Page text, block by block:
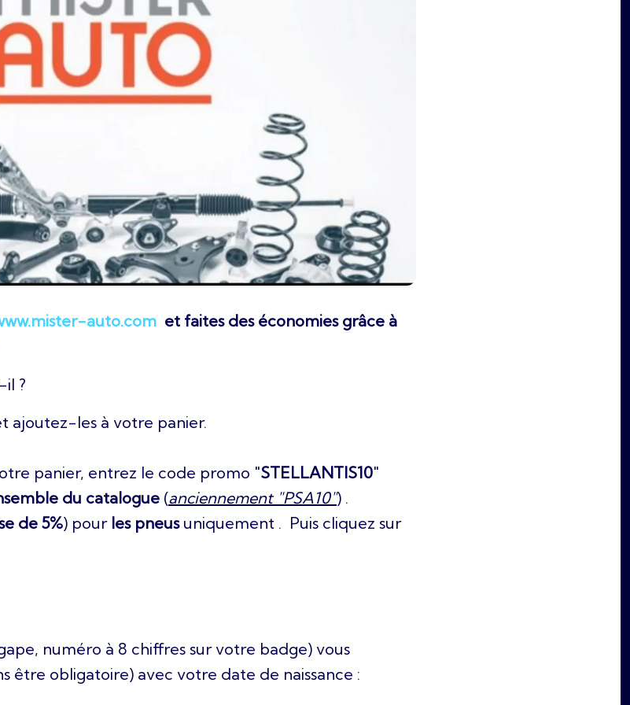
auto.com et faites des économies grâce à
?
ajoutez-les à votre panier.
panier, entrez le code promo "STELLANTIS10"
du catalogue (anciennement "PSA10") .
de 5%) pour les pneusuniquement . Puis cliquez sur
numéro à 8 chiffres sur votre badge) vous
être obligatoire) avec votre date de naissance :